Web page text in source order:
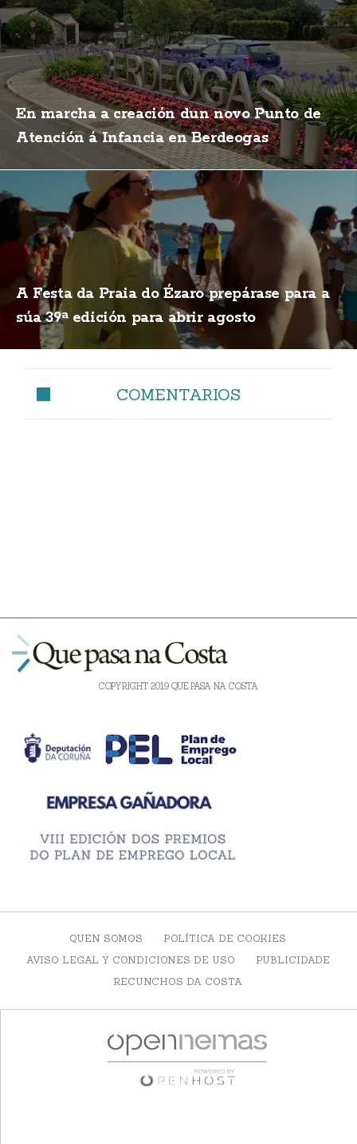
En marcha a creación dun novo Punto de
Atención á Infancia en Berdeogas
A Festa da Praia do Ézaro prepárase para a
súa 39ª edición para abrir agosto
COMENTARIOS
COPYRIGHT 2019 QUE PASA NA COSTA
QUEN SOMOS
POLÍTICA DE COOKIES
AVISO LEGAL Y CONDICIONES DE USO
PUBLICIDADE
RECUNCHOS DA COSTA